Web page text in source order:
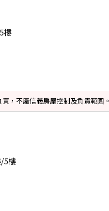
5樓
，不屬信義房屋控制及負責範圍。
5樓